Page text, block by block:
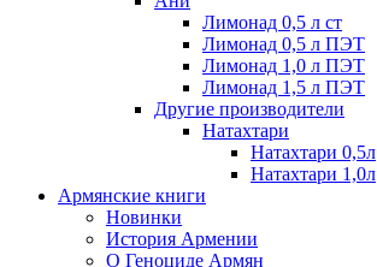
Лимонад 0,5 л ст
Лимонад 0,5 л ПЭТ
Лимонад 1,0 л ПЭТ
Лимонад 1,5 л ПЭТ
Другие производители
Натахтари
Натахтари 0,5л
Натахтари 1,0л
Армянские книги
Новинки
История Армении
О Геноциде Армян